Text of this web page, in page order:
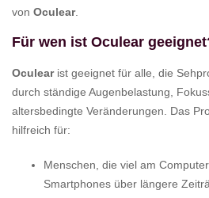
von Oculear.
Für wen ist Oculear
Oculearist geeignet für alle, die
durch ständige Augenbelastung,
altersbedingte Veränderungen. Das
hilfreich für:
Menschen, die viel am
Smartphones über längere